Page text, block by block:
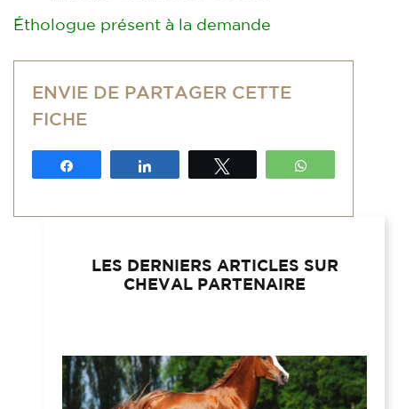
Éthologue présent à la demande
ENVIE DE PARTAGER CETTE
FICHE
LES DERNIERS ARTICLES SUR
CHEVAL PARTENAIRE